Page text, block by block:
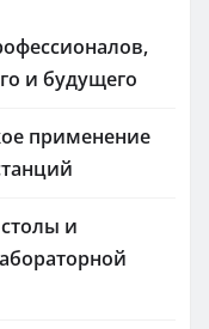
и будущего
применение
и